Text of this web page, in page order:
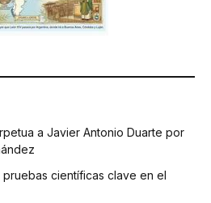
a Javier Antonio Duarte por
científicas clave en el